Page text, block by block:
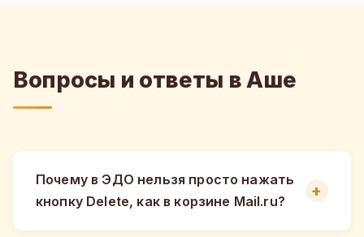
Вопросы и ответы в Аше
Почему в ЭДО нельзя просто нажать
кнопку Delete, как в корзине Mail.ru?